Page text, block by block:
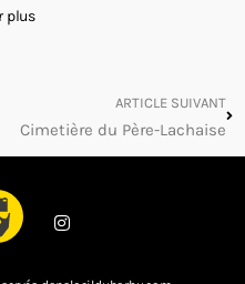
plus
ARTICLE SUIVANT
Cimetière du Père-Lachaise